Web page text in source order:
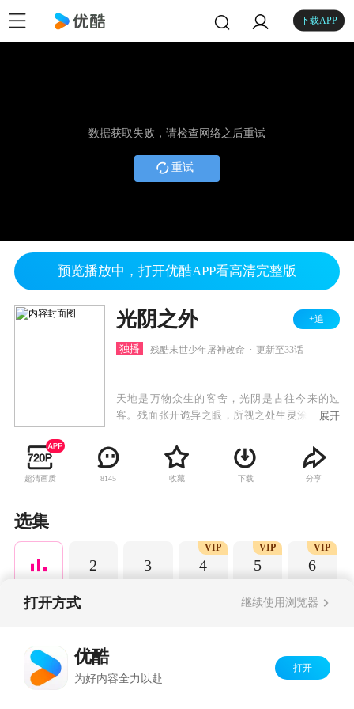
下载APP
数据获取失败，请检查网络之后重试
重试
预览播放中，打开优酷APP看高清完整版
光阴之外 +追
独播 残酷末世少年屠神改命 更新至33话
天地是万物众生的客舍，光阴是古往今来的过
客。残面张开诡异之眼，所视之处生灵涂炭，化
许青为生存狠辣前行。
展开
超清画质 8145 收藏 下载 分享
选集
2 3 4
VIP
5
VIP
6
VIP
打开方式 继续使用浏览器
优酷
为好内容全力以赴
打开